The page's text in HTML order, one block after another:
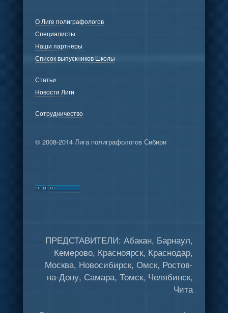
О Лиге полиграфологов
Специалисты
Наши партнёры
Список выпускников Школы
Статьи
Новости Лиги
Сотрудничество
© 2008-2014 Лига полиграфологов Сибири
ПРЕДСТАВИТЕЛИ: Абакан, Барнаул,
Кемерово, Красноярск, Краснодар,
Москва, Новосибирск, Омск, Ростов-
на-Дону, Самара, Томск, Челябинск,
Чита